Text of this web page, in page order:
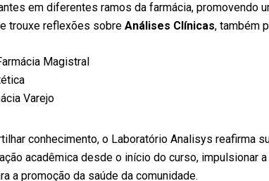
em diferentes ramos da farmácia, promovendo
trouxe reflexões sobre Análises Clínicas, também
Magistral
Varejo
conhecimento, o Laboratório Analisys reafirma
acadêmica desde o início do curso, impulsionar
a promoção da saúde da comunidade.